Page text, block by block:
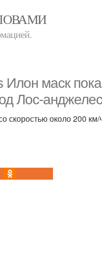
Илон маск
Лос-
скоростью около 200